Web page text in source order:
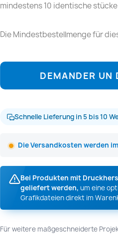
mindestens 10 identische
Die Mindestbestellmenge für
DEMANDER UN
Schnelle Lieferung in 5 bis 10
Die Versandkosten werden
Bei Produkten mit
geliefert werden, um eine
Grafikdateien direkt im
Für weitere maßgeschneiderte